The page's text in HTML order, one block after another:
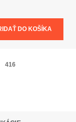
DO KOŠÍKA
416